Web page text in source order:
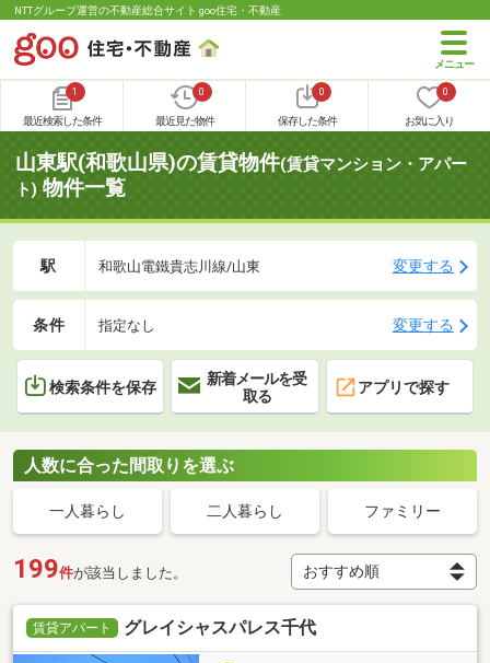
NTTグループ運営の不動産総合サイト goo住宅・不動産
1
最近検索した条件
0
最近見た物件
0
保存した条件
0
お気に入り
山東駅(和歌山県)の賃貸物件(賃貸マンション・アパー
ト) 物件一覧
駅 和歌山電鐵貴志川線/山東 変更する
条件 指定なし 変更する
検索条件を保存
新着メールを受
取る
アプリで探す
人数に合った間取りを選ぶ
一人暮らし 二人暮らし ファミリー
199件が該当しました。
賃貸アパート グレイシャスパレス千代